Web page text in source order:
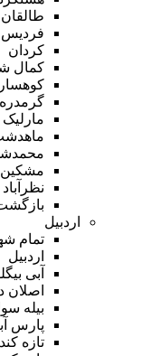
طالقان
فردیس
کردان
کمال
کوهسار
گرمدره
مارلیک
مشکین
نظرآباد
اردبیل
تمام
اردبیل
آبی
اصلان
بیله
پارس
تازه کند